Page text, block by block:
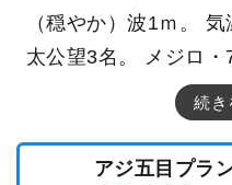
（穏やか）波1ｍ。
太公望3名。 メジロ・
続き
アジ五目プラ